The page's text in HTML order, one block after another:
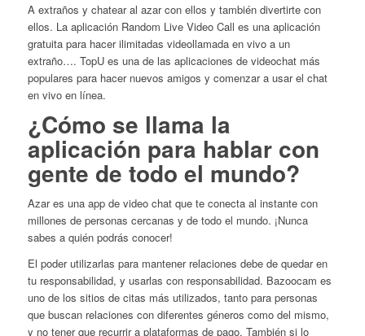
A extraños y chatear al azar con ellos y también divertirte con
ellos. La aplicación Random Live Video Call es una aplicación
gratuita para hacer ilimitadas videollamada en vivo a un
extraño…. TopU es una de las aplicaciones de videochat más
populares para hacer nuevos amigos y comenzar a usar el chat
en vivo en línea.
¿Cómo se llama la
aplicación para hablar con
gente de todo el mundo?
Azar es una app de video chat que te conecta al instante con
millones de personas cercanas y de todo el mundo. ¡Nunca
sabes a quién podrás conocer!
El poder utilizarlas para mantener relaciones debe de quedar en
tu responsabilidad, y usarlas con responsabilidad. Bazoocam es
uno de los sitios de citas más utilizados, tanto para personas
que buscan relaciones con diferentes géneros como del mismo,
y no tener que recurrir a plataformas de pago. También si lo